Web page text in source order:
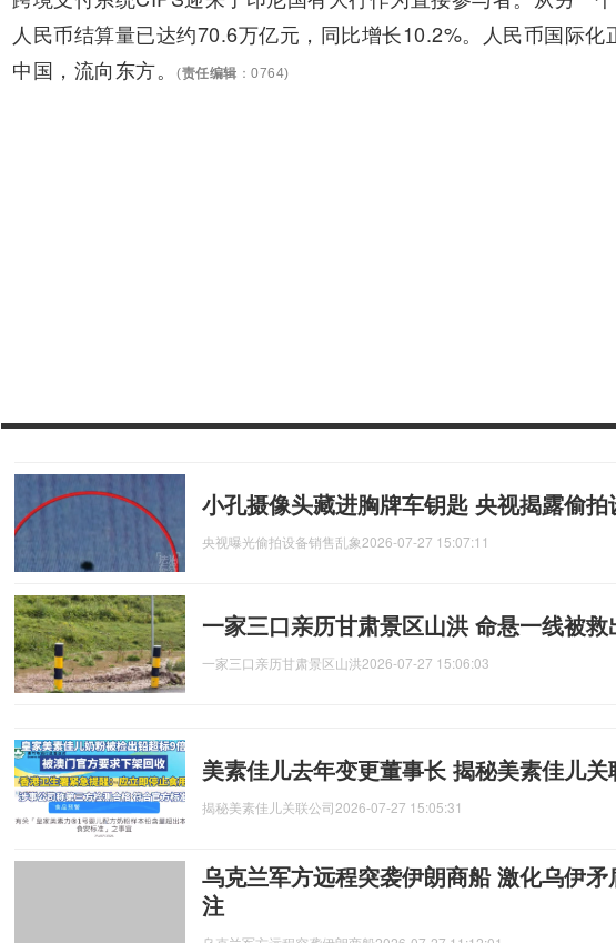
人民币结算量已达约70.6万亿元，同比增长10.2%。人民币国际
中国，流向东方。
(责任编辑 ：0764)
小孔摄像头藏进胸牌车钥匙 央视揭露偷
央视曝光偷拍设备销售乱象2026-07-27 15:07:11
一家三口亲历甘肃景区山洪 命悬一线被救
一家三口亲历甘肃景区山洪2026-07-27 15:06:03
美素佳儿去年变更董事长 揭秘美素佳儿关
揭秘美素佳儿关联公司2026-07-27 15:05:31
乌克兰军方远程突袭伊朗商船 激化乌伊
注